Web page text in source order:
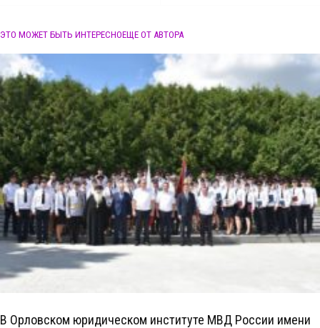
ЭТО МОЖЕТ БЫТЬ ИНТЕРЕСНОЕЩЕ ОТ АВТОРА
В Орловском юридическом институте МВД России имени